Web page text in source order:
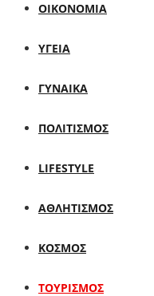
ΟΙΚΟΝΟΜΙΑ
ΥΓΕΙΑ
ΓΥΝΑΙΚΑ
ΠΟΛΙΤΙΣΜΟΣ
LIFESTYLE
ΑΘΛΗΤΙΣΜΟΣ
ΚΟΣΜΟΣ
ΤΟΥΡΙΣΜΟΣ